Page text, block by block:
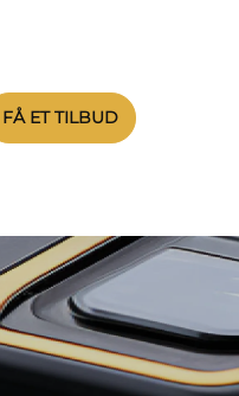
FÅ ET TILBUD